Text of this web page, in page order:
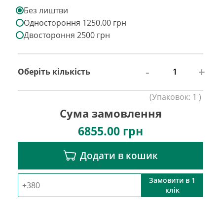
Без лиштви
Одностороння 1250.00 грн
Двостороння 2500 грн
Оберіть кількість - +
(Упаковок: 1 )
Сума замовлення
6855.00 грн
Додати в кошик
Замовити в 1
клік